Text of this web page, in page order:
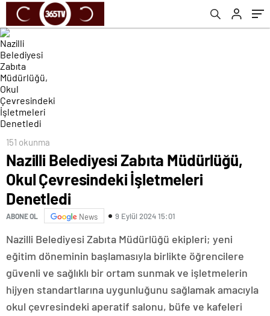
151 okunma
Nazilli Belediyesi Zabıta Müdürlüğü,
Okul Çevresindeki İşletmeleri
Denetledi
ABONE OL News 9 Eylül 2024 15:01
Nazilli Belediyesi Zabıta Müdürlüğü ekipleri; yeni
eğitim döneminin başlamasıyla birlikte öğrencilere
güvenli ve sağlıklı bir ortam sunmak ve işletmelerin
hijyen standartlarına uygunluğunu sağlamak amacıyla
okul çevresindeki aperatif salonu, büfe ve kafeleri